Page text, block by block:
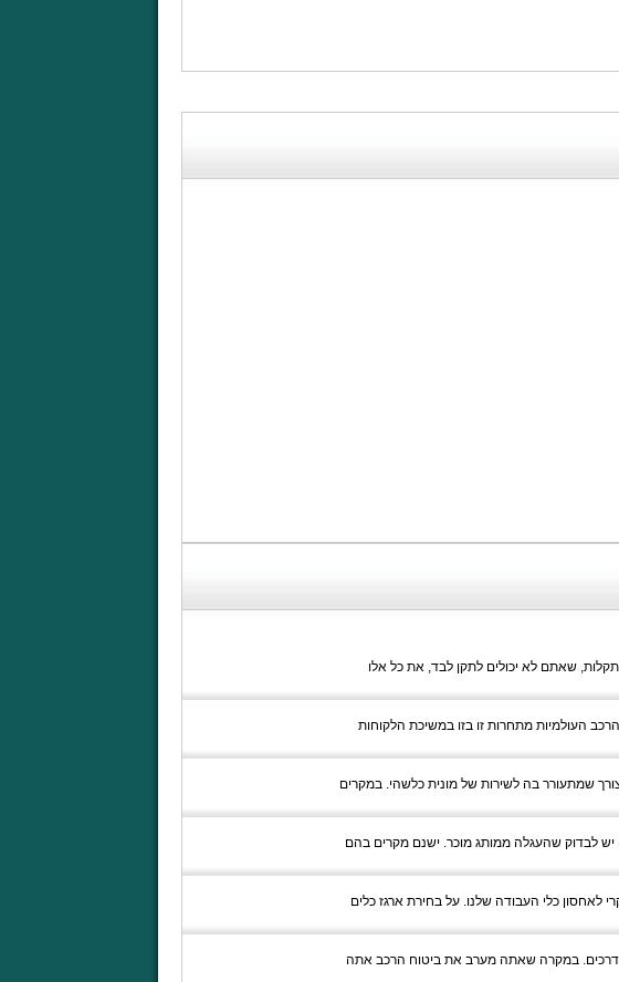
בדיקות שונות ולפעמים גם תיקון תקלות, שאתם לא יכולים לתקן לבד, את כל אלו
העולמיות מתחרות זו בזו במשיכת הלקוחות
שמתעורר בה לשירות של מונית כלשהי. במקרים
יש לבדוק שהעגלה ממותג מוכר. ישנם מקרים בהם
לאחסון כלי העבודה שלנו. על בחירת ארגז כלים
דרכים. במקרה שאתה מערב את ביטוח הרכב אתה